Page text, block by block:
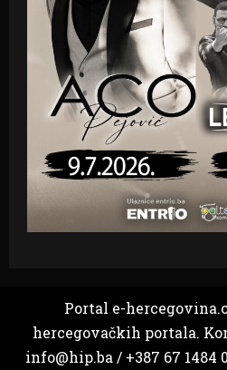
Portal e-
hercegovačkih portala.
info@hip.ba / +387 67 1484